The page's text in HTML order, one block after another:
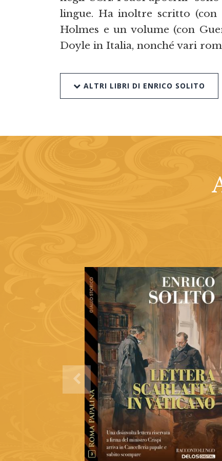
lingue. Ha inoltre scritto (con
Holmes e un volume (con
Doyle in Italia, nonché vari
ALTRI LIBRI DI ENRICO SOLITO